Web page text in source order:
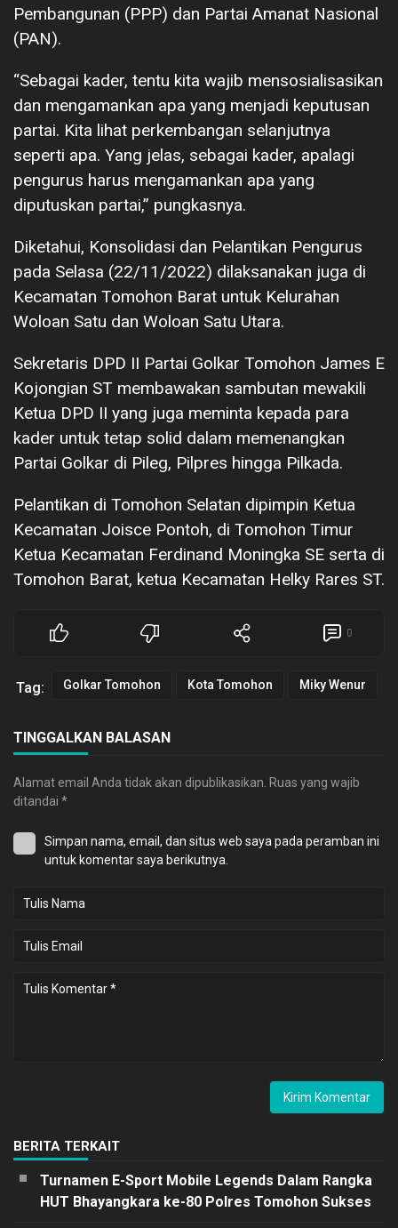
Pembangunan (PPP) dan Partai Amanat Nasional
(PAN).
“Sebagai kader, tentu kita wajib mensosialisasikan
dan mengamankan apa yang menjadi keputusan
partai. Kita lihat perkembangan selanjutnya
seperti apa. Yang jelas, sebagai kader, apalagi
pengurus harus mengamankan apa yang
diputuskan partai,” pungkasnya.
Diketahui, Konsolidasi dan Pelantikan Pengurus
pada Selasa (22/11/2022) dilaksanakan juga di
Kecamatan Tomohon Barat untuk Kelurahan
Woloan Satu dan Woloan Satu Utara.
Sekretaris DPD II Partai Golkar Tomohon James E
Kojongian ST membawakan sambutan mewakili
Ketua DPD II yang juga meminta kepada para
kader untuk tetap solid dalam memenangkan
Partai Golkar di Pileg, Pilpres hingga Pilkada.
Pelantikan di Tomohon Selatan dipimpin Ketua
Kecamatan Joisce Pontoh, di Tomohon Timur
Ketua Kecamatan Ferdinand Moningka SE serta di
Tomohon Barat, ketua Kecamatan Helky Rares ST.
0
Tag: Golkar Tomohon Kota Tomohon Miky Wenur
TINGGALKAN BALASAN
Alamat email Anda tidak akan dipublikasikan. Ruas yang wajib
ditandai *
Simpan nama, email, dan situs web saya pada peramban ini
untuk komentar saya berikutnya.
BERITA TERKAIT
Turnamen E-Sport Mobile Legends Dalam Rangka
HUT Bhayangkara ke-80 Polres Tomohon Sukses